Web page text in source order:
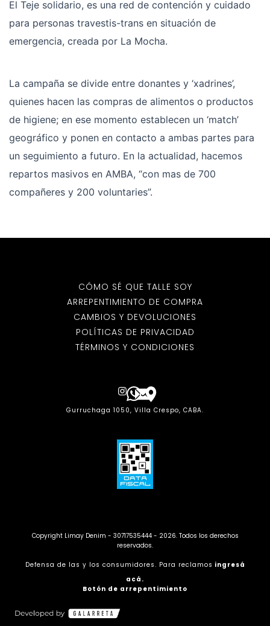
El Teje solidario, es una red de contención y cuidado
para personas travestis-trans en situación de
emergencia, creada por La Mocha.
La campaña se divide entre donantes y ‘xadrines’,
quienes hacen las compras de alimentos o productos
de higiene; en ese momento establecen un ‘match’
geográfico y ponen en contacto a ambas partes para
un seguimiento a futuro. En la actualidad, hacemos
repartos masivos en AMBA, “con mas de 700
compañeres y 200 voluntaries”.
CÓMO SÉ QUE TALLE SOY
ARREPENTIMIENTO DE COMPRA
CAMBIOS Y DEVOLUCIONES
POLÍTICAS DE PRIVACIDAD
TÉRMINOS Y CONDICIONES
Gurruchaga 1050, Villa Crespo, CABA.
Copyright Limay Denim - 30717535444 - 2026. Todos los derechos
reservados.
Defensa de las y los consumidores. Para reclamos ingresá
acá.
Botón de arrepentimiento